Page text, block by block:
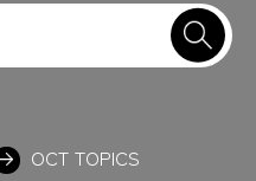
OCT TOPICS